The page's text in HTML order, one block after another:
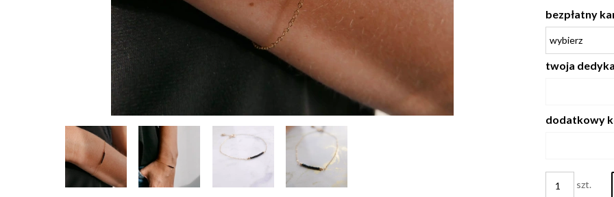
bezpłatny
twoja
dodatkowy
szt.